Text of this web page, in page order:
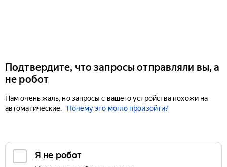
Подтвердите, что запросы отправляли вы, а
не робот
Нам очень жаль, но запросы с вашего устройства похожи на
автоматические.
Почему это могло произойти?